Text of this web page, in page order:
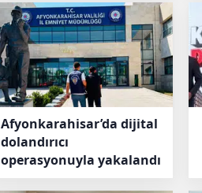
Afyonkarahisar’da dijital
dolandırıcı
operasyonuyla yakalandı